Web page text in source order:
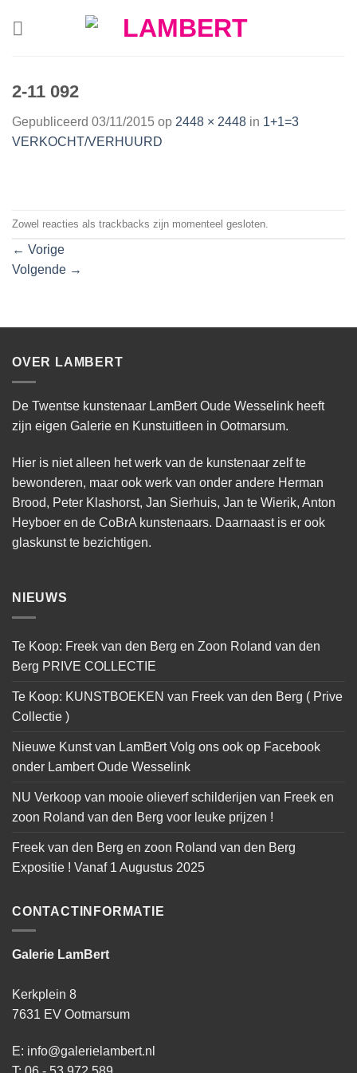
2-11 092
Gepubliceerd 03/11/2015 op 2448 × 2448 in 1+1=3
VERKOCHT/VERHUURD
Zowel reacties als trackbacks zijn momenteel gesloten.
← Vorige
Volgende →
OVER LAMBERT
De Twentse kunstenaar LamBert Oude Wesselink heeft
zijn eigen Galerie en Kunstuitleen in Ootmarsum.
Hier is niet alleen het werk van de kunstenaar zelf te
bewonderen, maar ook werk van onder andere Herman
Brood, Peter Klashorst, Jan Sierhuis, Jan te Wierik, Anton
Heyboer en de CoBrA kunstenaars. Daarnaast is er ook
glaskunst te bezichtigen.
NIEUWS
Te Koop: Freek van den Berg en Zoon Roland van den
Berg PRIVE COLLECTIE
Te Koop: KUNSTBOEKEN van Freek van den Berg ( Prive
Collectie )
Nieuwe Kunst van LamBert Volg ons ook op Facebook
onder Lambert Oude Wesselink
NU Verkoop van mooie olieverf schilderijen van Freek en
zoon Roland van den Berg voor leuke prijzen !
Freek van den Berg en zoon Roland van den Berg
Expositie ! Vanaf 1 Augustus 2025
CONTACTINFORMATIE
Galerie LamBert
Kerkplein 8
7631 EV Ootmarsum
E: info@galerielambert.nl